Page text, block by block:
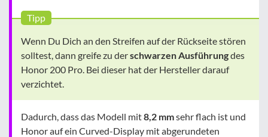
Tipp
Wenn Du Dich an den Streifen auf der Rückseite stören
solltest, dann greife zu derschwarzen Ausführungdes
Honor 200 Pro. Bei dieser hat der Hersteller darauf
verzichtet.
Dadurch, dass das Modell mit8,2 mmsehr flach ist und
Honor auf ein Curved-Display mit abgerundeten